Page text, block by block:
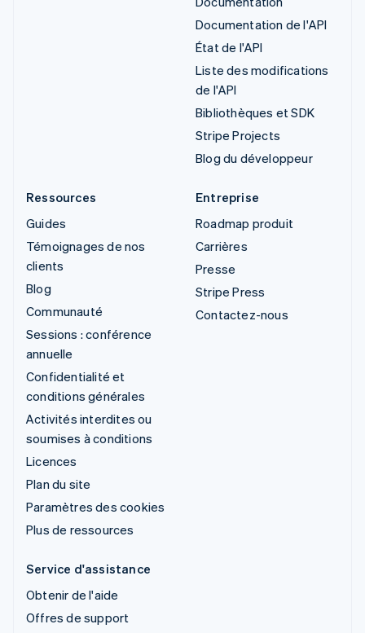
Documentation de l'API
État de l'API
Liste des modifications
de l'API
Bibliothèques et SDK
Stripe Projects
Blog du développeur
Ressources
Guides
Témoignages de nos
clients
Blog
Communauté
Sessions : conférence
annuelle
Confidentialité et
conditions générales
Activités interdites ou
soumises à conditions
Licences
Plan du site
Paramètres des cookies
Plus de ressources
Entreprise
Roadmap produit
Carrières
Presse
Stripe Press
Contactez-nous
Service d'assistance
Obtenir de l'aide
Offres de support